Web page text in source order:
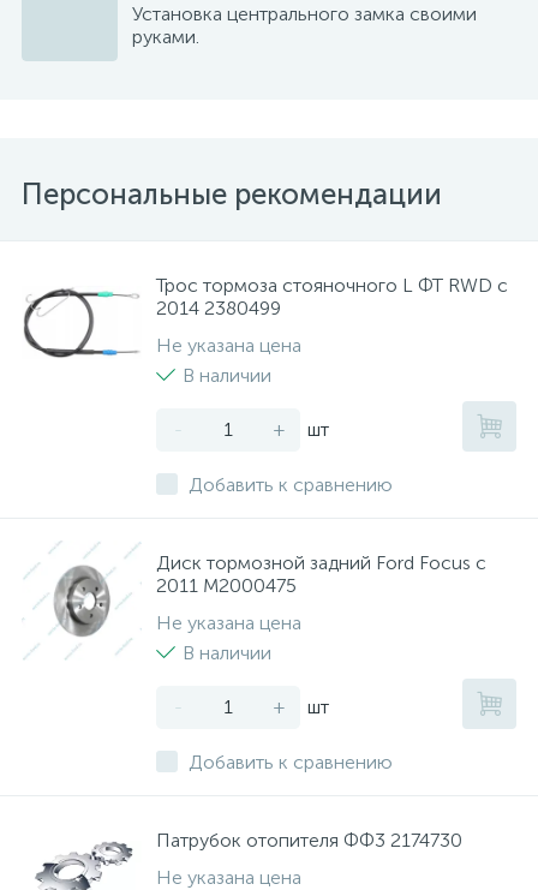
Установка центрального замка своими
руками.
Персональные рекомендации
Трос тормоза стояночного L ФТ RWD с
2014 2380499
Не указана цена
В наличии
- + шт
Добавить к сравнению
Диск тормозной задний Ford Focus с
2011 M2000475
Не указана цена
В наличии
- + шт
Добавить к сравнению
Патрубок отопителя ФФ3 2174730
Не указана цена